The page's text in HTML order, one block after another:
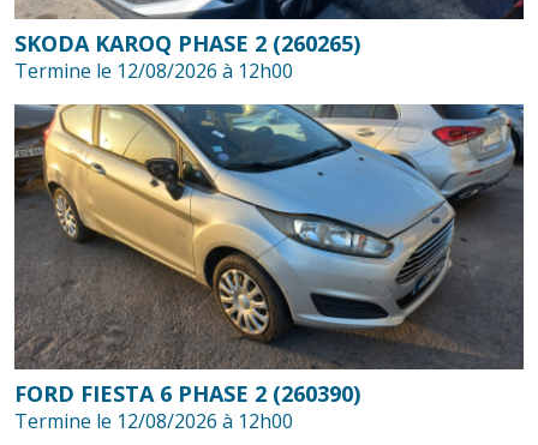
SKODA KAROQ PHASE 2 (260265)
Termine le 12/08/2026 à 12h00
FORD FIESTA 6 PHASE 2 (260390)
Termine le 12/08/2026 à 12h00